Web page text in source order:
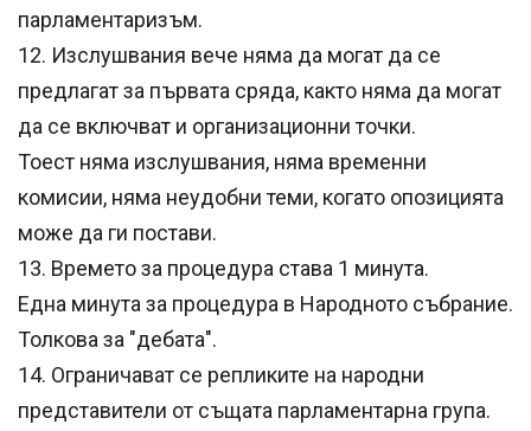
парламентаризъм.
12. Изслушвания вече няма да могат да се
предлагат за първата сряда, както няма да могат
да се включват и организационни точки.
Тоест няма изслушвания, няма временни
комисии, няма неудобни теми, когато опозицията
може да ги постави.
13. Времето за процедура става 1 минута.
Една минута за процедура в Народното събрание.
Толкова за "дебата".
14. Ограничават се репликите на народни
представители от същата парламентарна група.